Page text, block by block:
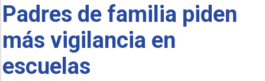
Padres de familia piden
más vigilancia en
escuelas